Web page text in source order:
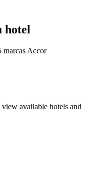
hotel
marcas Accor
available hotels and